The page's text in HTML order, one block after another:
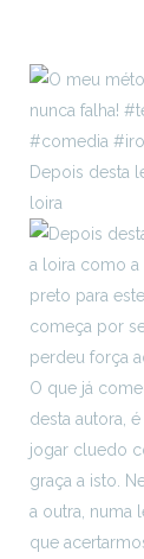
Depois desta
loira